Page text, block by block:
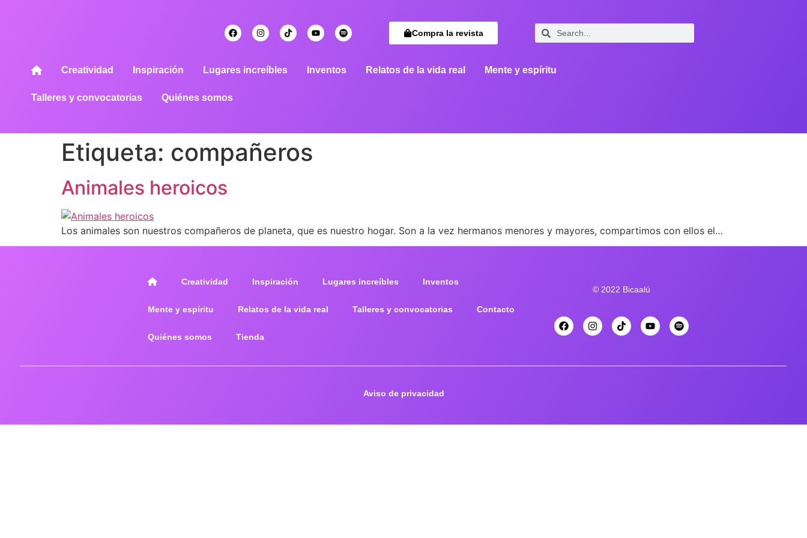
Compra la revista
Creatividad Inspiración Lugares increíbles Inventos Relatos de la vida real Mente y espíritu
Talleres y convocatorias Quiénes somos
Etiqueta: compañeros
Animales heroicos
Los animales son nuestros compañeros de planeta, que es nuestro hogar. Son a la vez hermanos menores y mayores, compartimos con ellos el…
Creatividad Inspiración Lugares increíbles Inventos
Mente y espíritu Relatos de la vida real Talleres y convocatorias Contacto
Quiénes somos Tienda
© 2022 Bicaalú
Aviso de privacidad